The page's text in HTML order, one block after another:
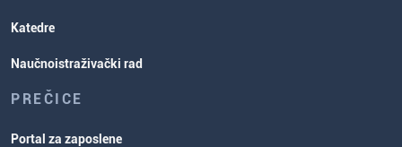
Katedre
Naučnoistraživački rad
PREČICE
Portal za zaposlene